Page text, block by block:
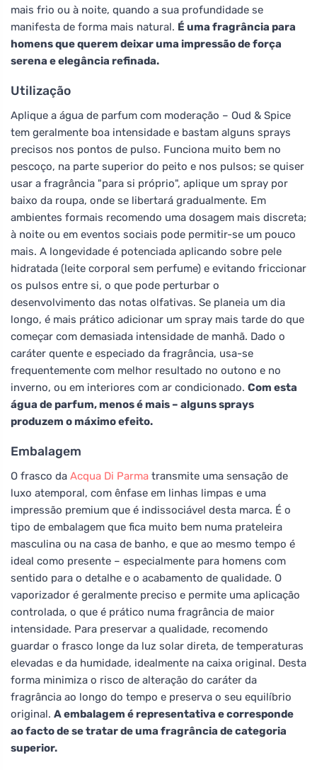
mais frio ou à noite, quando a sua profundidade se
manifesta de forma mais natural. É uma fragrância para
homens que querem deixar uma impressão de força
serena e elegância refinada.
Utilização
Aplique a água de parfum com moderação – Oud & Spice
tem geralmente boa intensidade e bastam alguns sprays
precisos nos pontos de pulso. Funciona muito bem no
pescoço, na parte superior do peito e nos pulsos; se quiser
usar a fragrância "para si próprio", aplique um spray por
baixo da roupa, onde se libertará gradualmente. Em
ambientes formais recomendo uma dosagem mais discreta;
à noite ou em eventos sociais pode permitir-se um pouco
mais. A longevidade é potenciada aplicando sobre pele
hidratada (leite corporal sem perfume) e evitando friccionar
os pulsos entre si, o que pode perturbar o
desenvolvimento das notas olfativas. Se planeia um dia
longo, é mais prático adicionar um spray mais tarde do que
começar com demasiada intensidade de manhã. Dado o
caráter quente e especiado da fragrância, usa-se
frequentemente com melhor resultado no outono e no
inverno, ou em interiores com ar condicionado. Com esta
água de parfum, menos é mais – alguns sprays
produzem o máximo efeito.
Embalagem
O frasco da Acqua Di Parma transmite uma sensação de
luxo atemporal, com ênfase em linhas limpas e uma
impressão premium que é indissociável desta marca. É o
tipo de embalagem que fica muito bem numa prateleira
masculina ou na casa de banho, e que ao mesmo tempo é
ideal como presente – especialmente para homens com
sentido para o detalhe e o acabamento de qualidade. O
vaporizador é geralmente preciso e permite uma aplicação
controlada, o que é prático numa fragrância de maior
intensidade. Para preservar a qualidade, recomendo
guardar o frasco longe da luz solar direta, de temperaturas
elevadas e da humidade, idealmente na caixa original. Desta
forma minimiza o risco de alteração do caráter da
fragrância ao longo do tempo e preserva o seu equilíbrio
original. A embalagem é representativa e corresponde
ao facto de se tratar de uma fragrância de categoria
superior.